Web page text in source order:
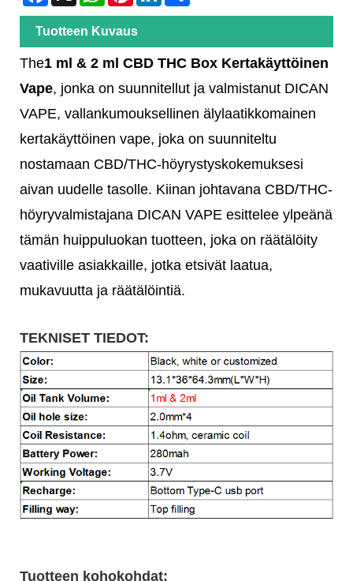
Tuotteen Kuvaus
The1 ml & 2 ml CBD THC Box Kertakäyttöinen
Vape, jonka on suunnitellut ja valmistanut DICAN
VAPE, vallankumouksellinen älylaatikkomainen
kertakäyttöinen vape, joka on suunniteltu
nostamaan CBD/THC-höyrystyskokemuksesi
aivan uudelle tasolle. Kiinan johtavana CBD/THC-
höyryvalmistajana DICAN VAPE esittelee ylpeänä
tämän huippuluokan tuotteen, joka on räätälöity
vaativille asiakkaille, jotka etsivät laatua,
mukavuutta ja räätälöintiä.
TEKNISET TIEDOT:
Tuotteen kohokohdat: